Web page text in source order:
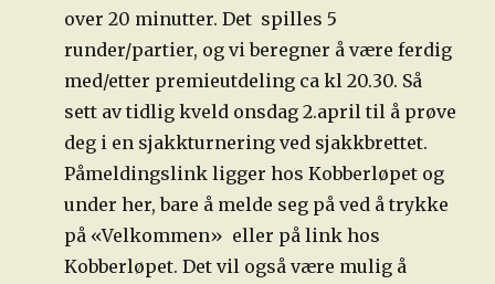
over 20 minutter. Det spilles 5
runder/partier, og vi beregner å være ferdig
med/etter premieutdeling ca kl 20.30. Så
sett av tidlig kveld onsdag 2.april til å prøve
deg i en sjakkturnering ved sjakkbrettet.
Påmeldingslink ligger hos Kobberløpet og
under her, bare å melde seg på ved å trykke
på «Velkommen» eller på link hos
Kobberløpet. Det vil også være mulig å